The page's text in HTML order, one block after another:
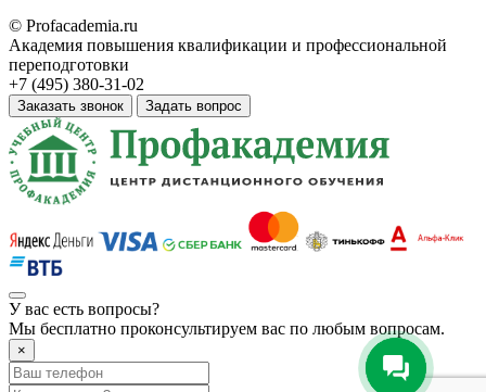
© Profacademia.ru
Академия повышения квалификации и профессиональной
переподготовки
+7 (495) 380-31-02
Заказать звонок Задать вопрос
У вас есть вопросы?
Мы бесплатно проконсультируем вас по любым вопросам.
×